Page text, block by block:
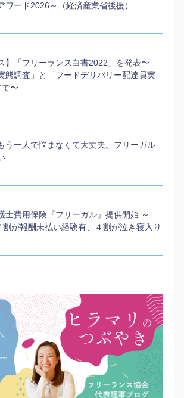
ワード2026～（経済産業省後援）
】「フリーランス白書2022」を発表〜
態調査」と「フードデリバリー配達員実
〜
う一人で悩まなくて大丈夫。フリーガル
士費用保険『フリーガル』提供開始 ～
が報酬未払い経験有、４割が泣き寝入り